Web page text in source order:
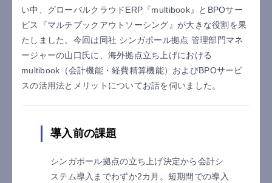
い中、グローバルクラウドERP『multibook』とBPOサー
ビス『マルチブックアウトソーシング』が大きな役割を果
たしました。今回は同社 シンガポール拠点 管理部門マネ
ージャーの山口氏に、海外拠点立ち上げにおける
multibook（会計機能・経費精算機能）およびBPOサービ
スの活用法とメリットについてお話を伺いました。
導入前の課題
シンガポール拠点の立ち上げ決定から会計シ
ステム導入までわずか2カ月。短期間での導入